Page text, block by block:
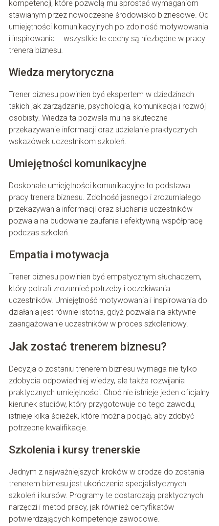
kompetencji, które pozwolą mu sprostać wymaganiom
stawianym przez nowoczesne środowisko biznesowe. Od
umiejętności komunikacyjnych po zdolność motywowania
i inspirowania – wszystkie te cechy są niezbędne w pracy
trenera biznesu.
Wiedza merytoryczna
Trener biznesu powinien być ekspertem w dziedzinach
takich jak zarządzanie, psychologia, komunikacja i rozwój
osobisty. Wiedza ta pozwala mu na skuteczne
przekazywanie informacji oraz udzielanie praktycznych
wskazówek uczestnikom szkoleń.
Umiejętności komunikacyjne
Doskonałe umiejętności komunikacyjne to podstawa
pracy trenera biznesu. Zdolność jasnego i zrozumiałego
przekazywania informacji oraz słuchania uczestników
pozwala na budowanie zaufania i efektywną współpracę
podczas szkoleń.
Empatia i motywacja
Trener biznesu powinien być empatycznym słuchaczem,
który potrafi zrozumieć potrzeby i oczekiwania
uczestników. Umiejętność motywowania i inspirowania do
działania jest równie istotna, gdyż pozwala na aktywne
zaangażowanie uczestników w proces szkoleniowy.
Jak zostać trenerem biznesu?
Decyzja o zostaniu trenerem biznesu wymaga nie tylko
zdobycia odpowiedniej wiedzy, ale także rozwijania
praktycznych umiejętności. Choć nie istnieje jeden oficjalny
kierunek studiów, który przygotowuje do tego zawodu,
istnieje kilka ścieżek, które można podjąć, aby zdobyć
potrzebne kwalifikacje.
Szkolenia i kursy trenerskie
Jednym z najważniejszych kroków w drodze do zostania
trenerem biznesu jest ukończenie specjalistycznych
szkoleń i kursów. Programy te dostarczają praktycznych
narzędzi i metod pracy, jak również certyfikatów
potwierdzających kompetencje zawodowe.